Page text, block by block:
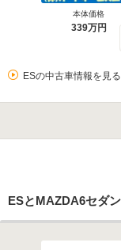
本体価格
339万円
ESの中古車情報を見る
ESとMAZDA6セダ